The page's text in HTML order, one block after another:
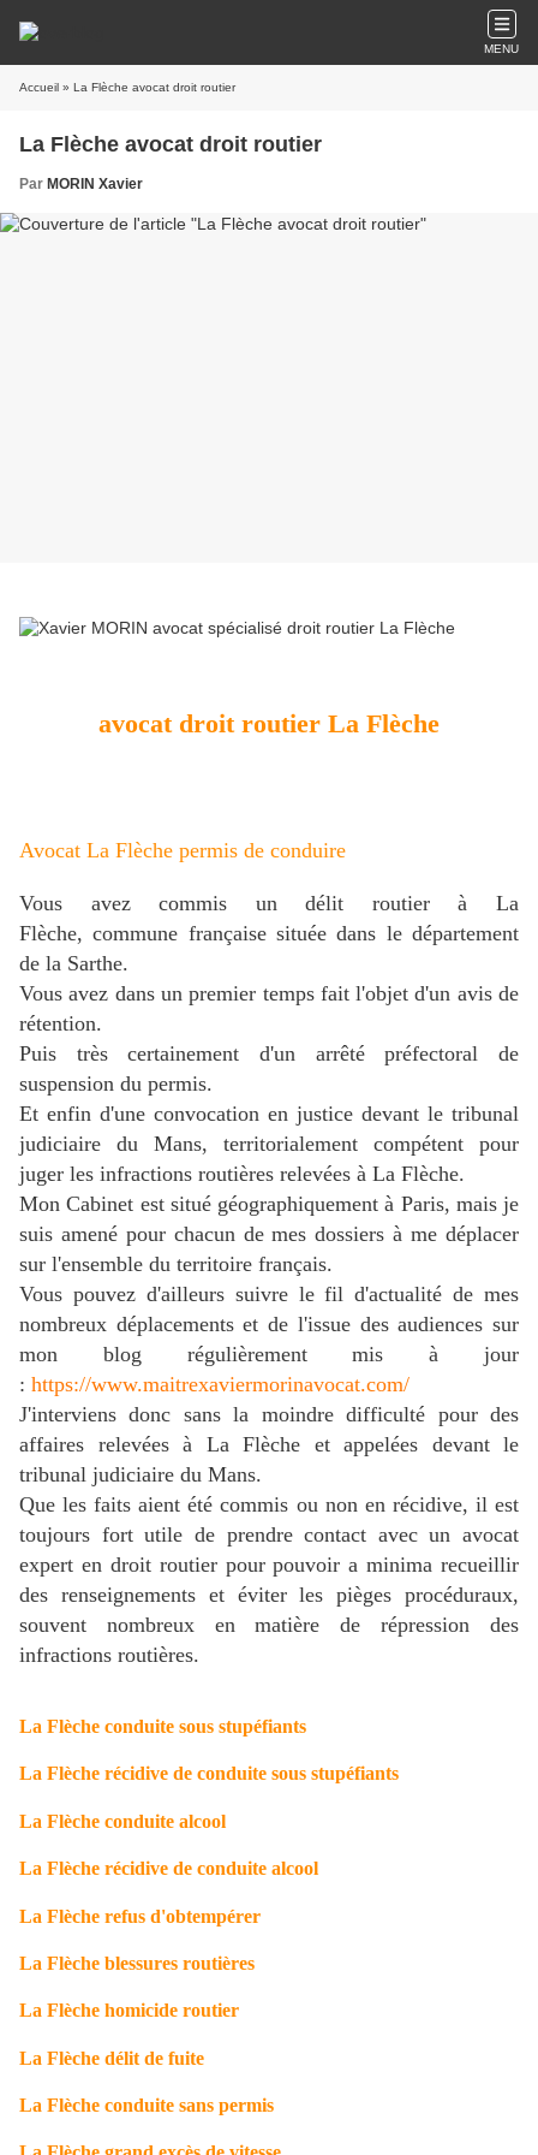
MENU
Accueil » La Flèche avocat droit routier
La Flèche avocat droit routier
Par MORIN Xavier
avocat droit routier La Flèche
Avocat La Flèche permis de conduire
Vous avez commis un délit routier à La
Flèche, commune française située dans le département
de la Sarthe.
Vous avez dans un premier temps fait l'objet d'un avis de
rétention.
Puis très certainement d'un arrêté préfectoral de
suspension du permis.
Et enfin d'une convocation en justice devant le tribunal
judiciaire du Mans, territorialement compétent pour
juger les infractions routières relevées à La Flèche.
Mon Cabinet est situé géographiquement à Paris, mais je
suis amené pour chacun de mes dossiers à me déplacer
sur l'ensemble du territoire français.
Vous pouvez d'ailleurs suivre le fil d'actualité de mes
nombreux déplacements et de l'issue des audiences sur
mon blog régulièrement mis à jour
: https://www.maitrexaviermorinavocat.com/
J'interviens donc sans la moindre difficulté pour des
affaires relevées à La Flèche et appelées devant le
tribunal judiciaire du Mans.
Que les faits aient été commis ou non en récidive, il est
toujours fort utile de prendre contact avec un avocat
expert en droit routier pour pouvoir a minima recueillir
des renseignements et éviter les pièges procéduraux,
souvent nombreux en matière de répression des
infractions routières.
La Flèche conduite sous stupéfiants
La Flèche récidive de conduite sous stupéfiants
La Flèche conduite alcool
La Flèche récidive de conduite alcool
La Flèche refus d'obtempérer
La Flèche blessures routières
La Flèche homicide routier
La Flèche délit de fuite
La Flèche conduite sans permis